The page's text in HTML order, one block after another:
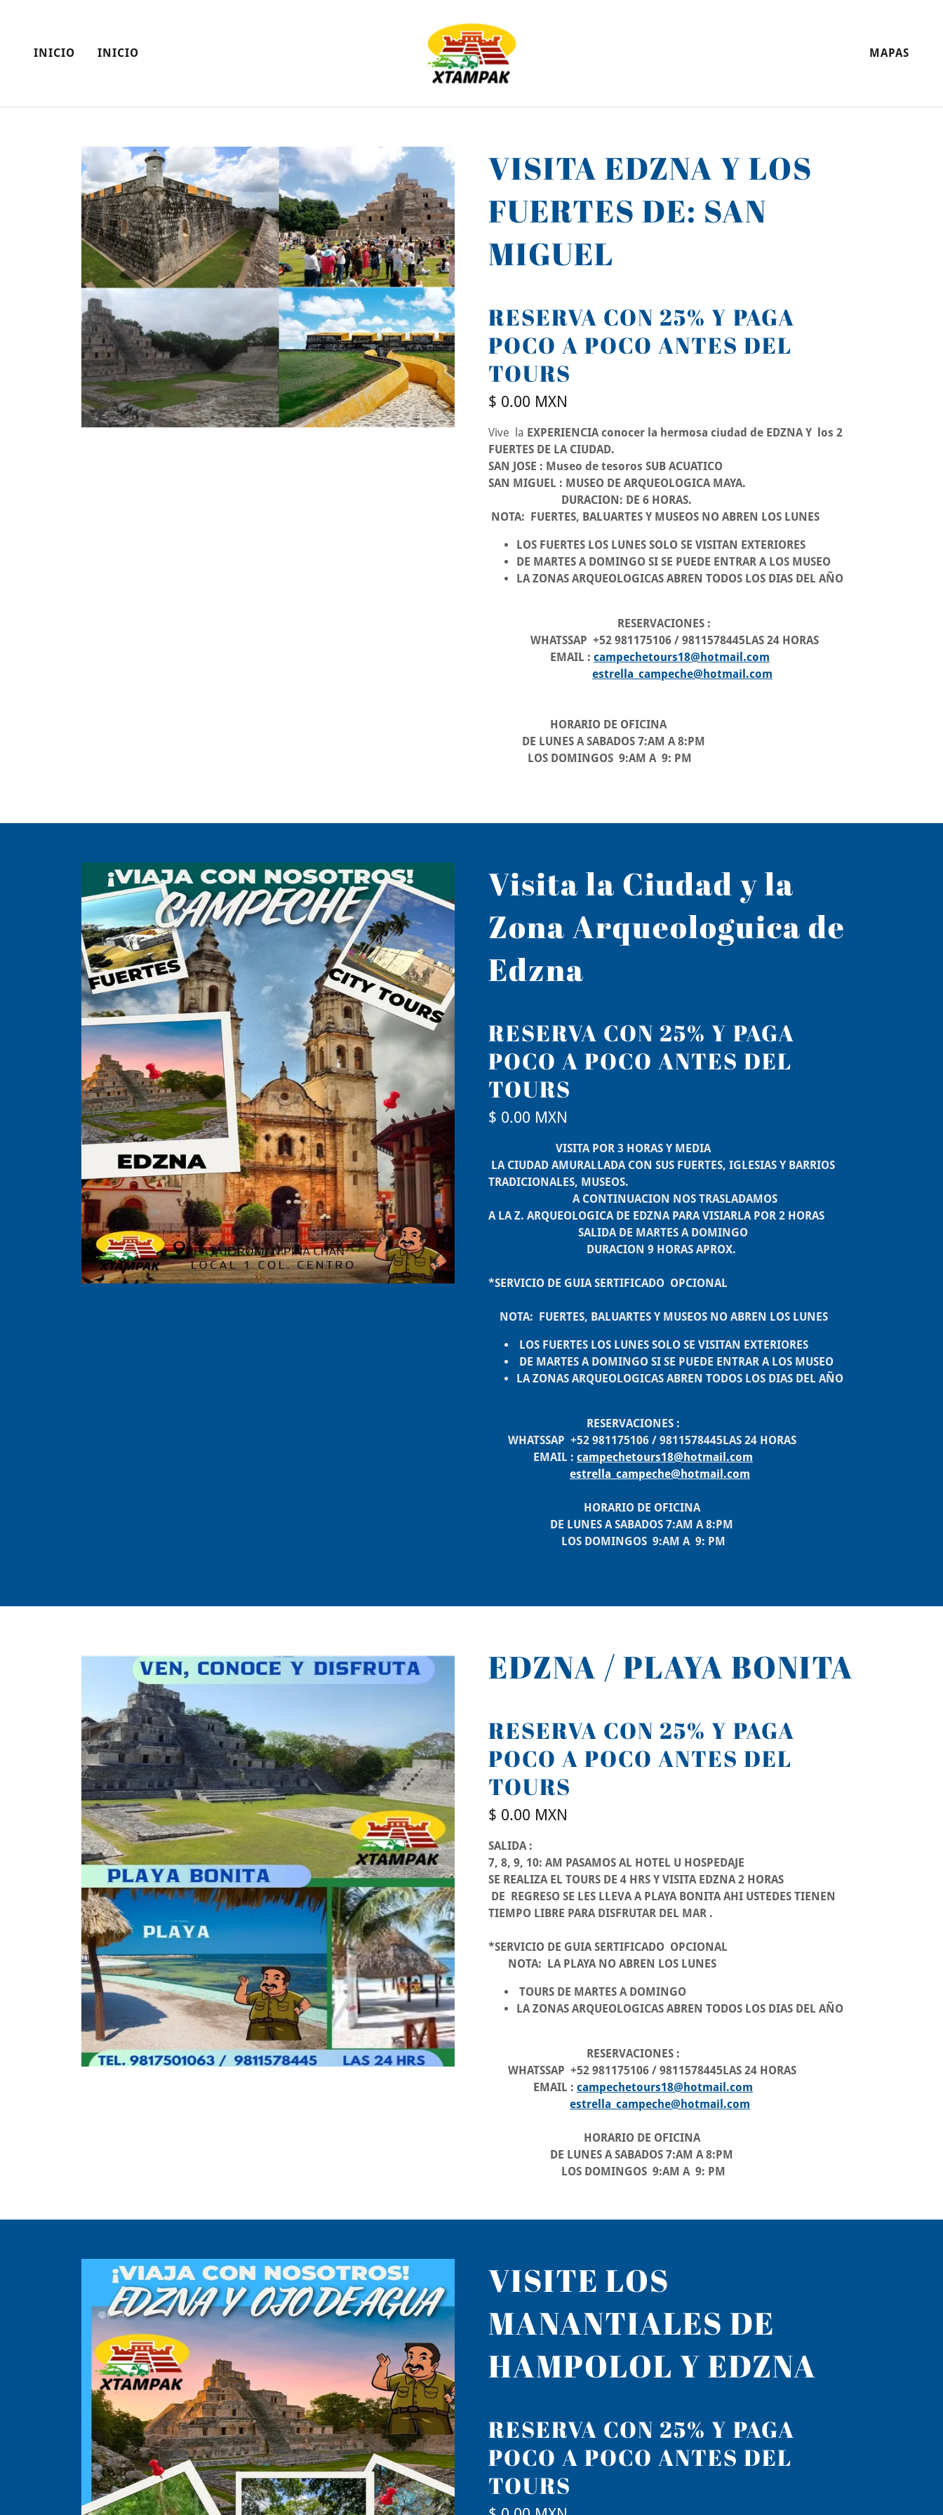
INICIO INICIO MAPAS
VISITA EDZNA Y LOS
FUERTES DE: SAN
MIGUEL
RESERVA CON 25% Y PAGA
POCO A POCO ANTES DEL
TOURS
$ 0.00 MXN
Vive la EXPERIENCIA conocer la hermosa ciudad de EDZNA Y los 2
FUERTES DE LA CIUDAD.
SAN JOSE : Museo de tesoros SUB ACUATICO
SAN MIGUEL : MUSEO DE ARQUEOLOGICA MAYA.
DURACION: DE 6 HORAS.
NOTA: FUERTES, BALUARTES Y MUSEOS NO ABREN LOS LUNES
LOS FUERTES LOS LUNES SOLO SE VISITAN EXTERIORES
DE MARTES A DOMINGO SI SE PUEDE ENTRAR A LOS MUSEO
LA ZONAS ARQUEOLOGICAS ABREN TODOS LOS DIAS DEL AÑO
RESERVACIONES :
WHATSSAP +52 981175106 / 9811578445LAS 24 HORAS
EMAIL : campechetours18@hotmail.com
estrella_campeche@hotmail.com
HORARIO DE OFICINA
DE LUNES A SABADOS 7:AM A 8:PM
LOS DOMINGOS 9:AM A 9: PM
Visita la Ciudad y la
Zona Arqueologuica de
Edzna
RESERVA CON 25% Y PAGA
POCO A POCO ANTES DEL
TOURS
$ 0.00 MXN
VISITA POR 3 HORAS Y MEDIA
LA CIUDAD AMURALLADA CON SUS FUERTES, IGLESIAS Y BARRIOS
TRADICIONALES, MUSEOS.
A CONTINUACION NOS TRASLADAMOS
A LA Z. ARQUEOLOGICA DE EDZNA PARA VISIARLA POR 2 HORAS
SALIDA DE MARTES A DOMINGO
DURACION 9 HORAS APROX.
*SERVICIO DE GUIA SERTIFICADO OPCIONAL
NOTA: FUERTES, BALUARTES Y MUSEOS NO ABREN LOS LUNES
LOS FUERTES LOS LUNES SOLO SE VISITAN EXTERIORES
DE MARTES A DOMINGO SI SE PUEDE ENTRAR A LOS MUSEO
LA ZONAS ARQUEOLOGICAS ABREN TODOS LOS DIAS DEL AÑO
RESERVACIONES :
WHATSSAP +52 981175106 / 9811578445LAS 24 HORAS
EMAIL : campechetours18@hotmail.com
estrella_campeche@hotmail.com
HORARIO DE OFICINA
DE LUNES A SABADOS 7:AM A 8:PM
LOS DOMINGOS 9:AM A 9: PM
EDZNA / PLAYA BONITA
RESERVA CON 25% Y PAGA
POCO A POCO ANTES DEL
TOURS
$ 0.00 MXN
SALIDA :
7, 8, 9, 10: AM PASAMOS AL HOTEL U HOSPEDAJE
SE REALIZA EL TOURS DE 4 HRS Y VISITA EDZNA 2 HORAS
DE REGRESO SE LES LLEVA A PLAYA BONITA AHI USTEDES TIENEN
TIEMPO LIBRE PARA DISFRUTAR DEL MAR .
*SERVICIO DE GUIA SERTIFICADO OPCIONAL
NOTA: LA PLAYA NO ABREN LOS LUNES
TOURS DE MARTES A DOMINGO
LA ZONAS ARQUEOLOGICAS ABREN TODOS LOS DIAS DEL AÑO
RESERVACIONES :
WHATSSAP +52 981175106 / 9811578445LAS 24 HORAS
EMAIL : campechetours18@hotmail.com
estrella_campeche@hotmail.com
HORARIO DE OFICINA
DE LUNES A SABADOS 7:AM A 8:PM
LOS DOMINGOS 9:AM A 9: PM
VISITE LOS
MANANTIALES DE
HAMPOLOL Y EDZNA
RESERVA CON 25% Y PAGA
POCO A POCO ANTES DEL
TOURS